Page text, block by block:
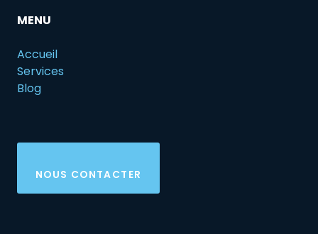
MENU
Accueil
Services
Blog
NOUS CONTACTER